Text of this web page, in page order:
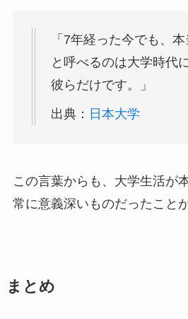
「7年経った今でも、
と呼べるのは大学時代
彼らだけです。」
出典： 日本大学
この言葉からも、大学生活が
常に意義深いものだったこと
まとめ